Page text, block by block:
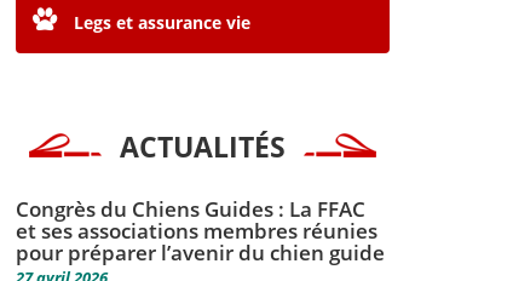
Legs et assurance vie
ACTUALITÉS
Congrès du Chiens Guides : La FFAC
et ses associations membres réunies
pour préparer l’avenir du chien guide